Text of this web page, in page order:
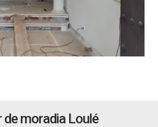
de moradia Loulé